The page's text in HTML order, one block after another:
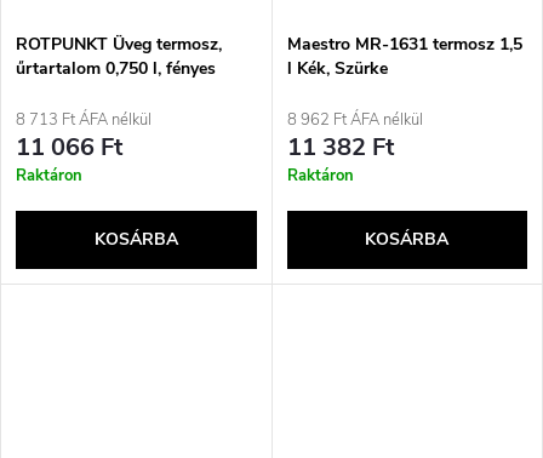
ROTPUNKT Üveg termosz,
űrtartalom 0,750 l, fényes
8 713 Ft ÁFA nélkül
11 066 Ft
Raktáron
KOSÁRBA
Maestro MR-1631 termosz 1,5
l Kék, Szürke
8 962 Ft ÁFA nélkül
11 382 Ft
Raktáron
KOSÁRBA